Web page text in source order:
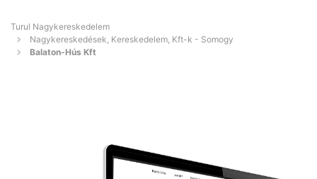
Turul Nagykereskedelem
Nagykereskedések, Kereskedelem, Kft-k - Somogy
Balaton-Hús Kft